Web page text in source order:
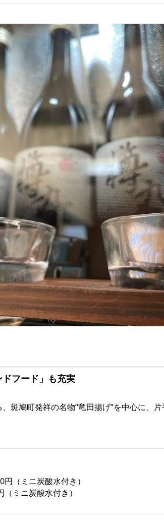
フード」も充実
斑鳩町発祥の名物“竜田揚げ”を中心に、
（ミニ炭酸水付き）
ミニ炭酸水付き）